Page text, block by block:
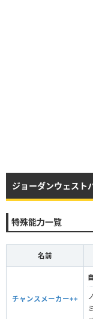
ジョーダンウェスト
特殊能力一覧
名前
チャンスメーカー++